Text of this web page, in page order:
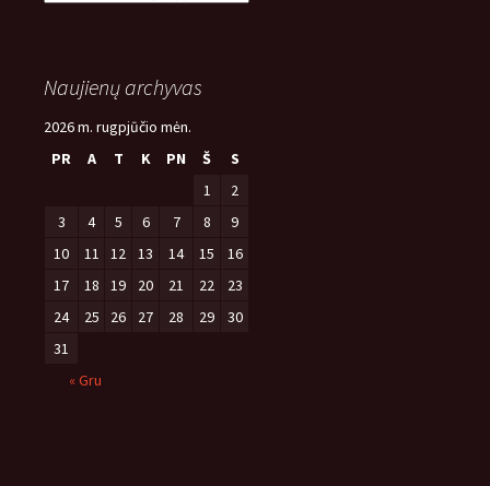
Naujienų archyvas
2026 m. rugpjūčio mėn.
PR
A T K PN Š
S
1
2
3
4 5 6 7 8
9
10
11 12 13 14 15
16
17
18 19 20 21 22
23
24
25 26 27 28 29
30
31
« Gru